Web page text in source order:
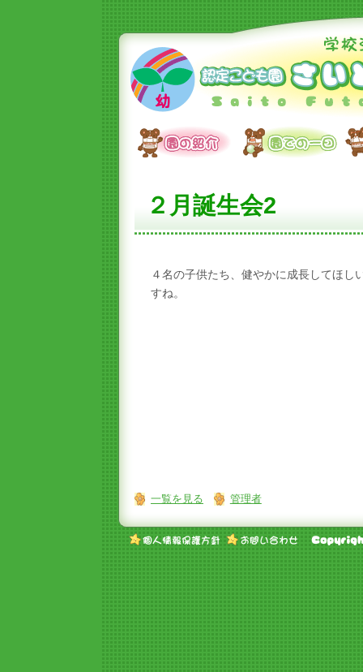
２月誕生会2
４名の子供たち、健やかに成長してほし
すね。
一覧を見る 管理者